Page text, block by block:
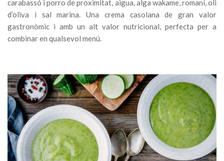
carabassó i porro de proximitat, aigua, alga wakame, romaní, oli
d’oliva i sal marina. Una crema casolana de gran valor
gastronòmic i amb un alt valor nutricional, perfecta per a
combinar en qualsevol menú.